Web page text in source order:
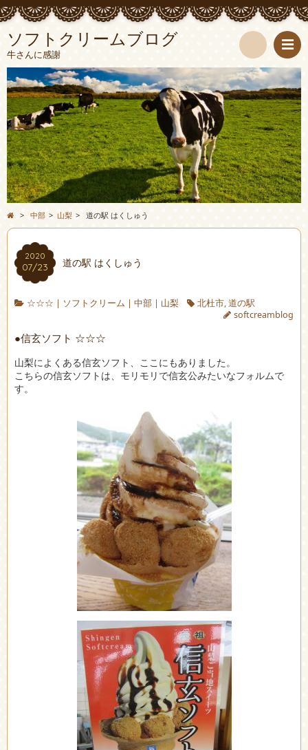
ソフトクリームブログ
牛さんに感謝
検
索
> 中部 > 山梨 > 道の駅 はくしゅう
2020
07/23 道の駅 はくしゅう
☆☆☆ | ソフトクリーム | 中部| 山梨 北杜市,道の駅
softcreamblog
●信玄ソフト ☆☆☆
山梨によくある信玄ソフト、ここにもありました。
こちらの信玄ソフトは、モリモリで信玄公みたいなフォルムで
す。